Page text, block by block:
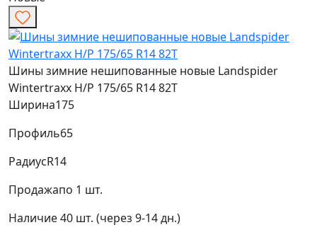
Шины зимние нешипованные новые Landspider
Wintertraxx H/P 175/65 R14 82T
Ширина175
Профиль65
РадиусR14
Продажапо 1 шт.
Наличие40 шт. (через 9-14 дн.)